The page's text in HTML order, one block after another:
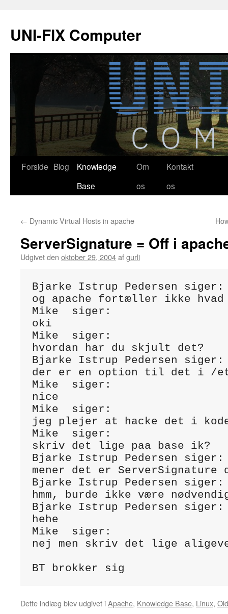
indhold
UNI-FIX Computer
Forside Blog
Knowledge
Base
Om
os
Kontakt
os
← Dynamic Virtual Hosts in apache
ServerSignature = Off i
Udgivet den oktober 29, 2004afgurli
Bjarke Istrup Pedersen siger:
og apache fortæller ikke
Mike  siger:
oki
Mike  siger:
hvordan har du skjult det?
Bjarke Istrup Pedersen siger:
der er en option til det i /etc/
Mike  siger:
nice
Mike  siger:
jeg plejer at hacke det i
Mike  siger:
skriv det lige paa base ik?
Bjarke Istrup Pedersen siger:
mener det er
Bjarke Istrup Pedersen siger:
hmm, burde ikke være
Bjarke Istrup Pedersen siger:
hehe
Mike  siger:
nej men skriv det lige
BT brokker sig
Dette indlæg blev udgivet iApache, Knowledge Base, Linux,